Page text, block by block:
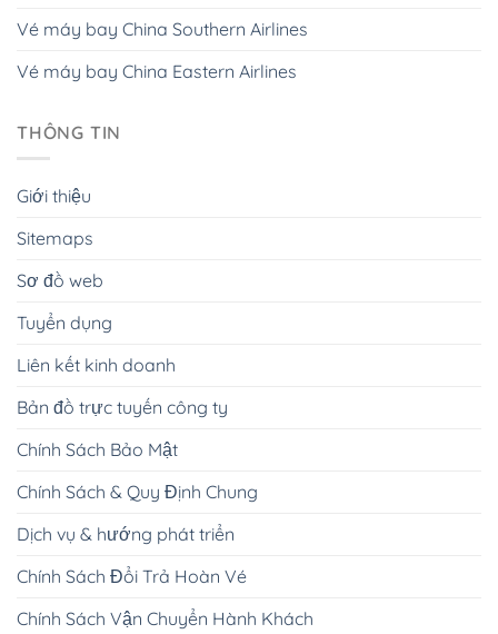
Vé máy bay China Southern Airlines
Vé máy bay China Eastern Airlines
THÔNG TIN
Giới thiệu
Sitemaps
Sơ đồ web
Tuyển dụng
Liên kết kinh doanh
Bản đồ trực tuyến công ty
Chính Sách Bảo Mật
Chính Sách & Quy Định Chung
Dịch vụ & hướng phát triển
Chính Sách Đổi Trả Hoàn Vé
Chính Sách Vận Chuyển Hành Khách